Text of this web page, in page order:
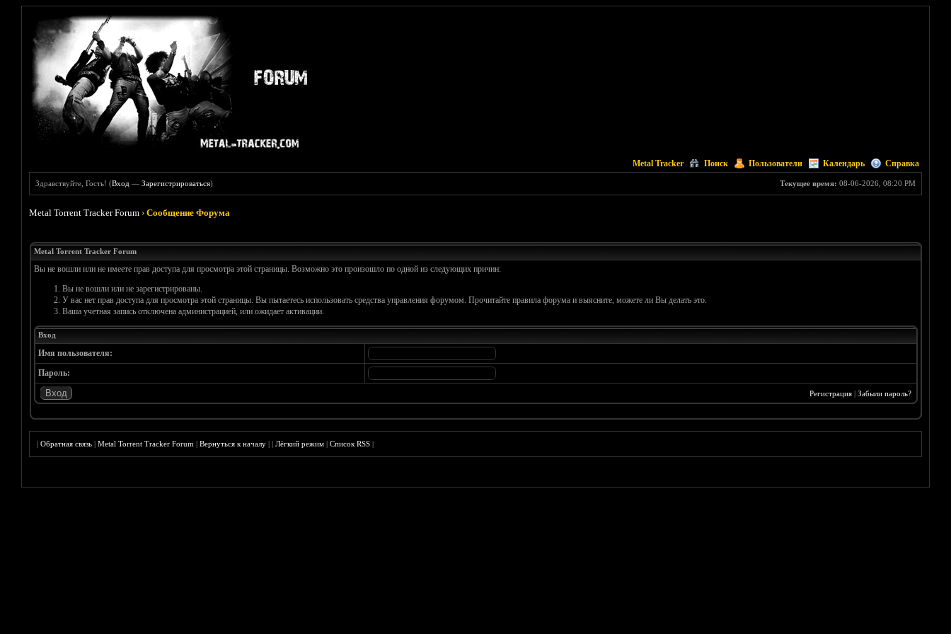
Metal Tracker Поиск Пользователи Календарь Справка
Текущее время: 08-06-2026, 08:20 PM
Здравствуйте, Гость! (Вход —Зарегистрироваться)
Metal Torrent Tracker Forum ›Сообщение Форума
Metal Torrent Tracker Forum
Вы не вошли или не имеете прав доступа для просмотра этой страницы. Возможно это произошло по одной из следующих причин:
Вы не вошли или не зарегистрированы.
У вас нет прав доступа для просмотра этой страницы. Вы пытаетесь использовать средства управления форумом. Прочитайте правила форума и выясните, можете ли Вы делать это.
Ваша учетная запись отключена администрацией, или ожидает активации.
Вход
Имя пользователя:
Пароль:
Регистрация| Забыли пароль?
|Обратная связь |Metal Torrent Tracker Forum |Вернуться к началу ||Лёгкий режим |Список RSS |